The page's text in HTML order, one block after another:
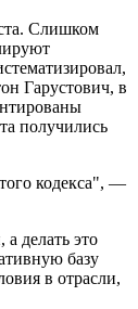
Слишком
Гарустович, в
получились
кодекса", —
делать это
базу
в отрасли,